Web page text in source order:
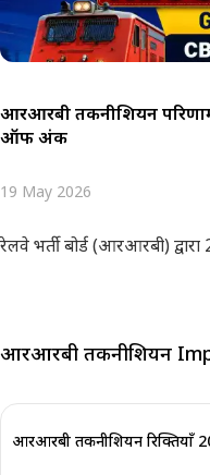
आरआरबी तकनीशियन परिणाम
ऑफ अंक
19 May 2026
रेलवे भर्ती बोर्ड (आरआरबी)
आरआरबी तकनीशियन
आरआरबी तकनीशियन रिक्तियाँ